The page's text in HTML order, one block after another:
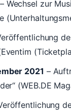
Wechsel zur
2021 –
(WEB.DE